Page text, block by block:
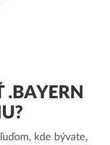
.BAYERN
kde bývate,